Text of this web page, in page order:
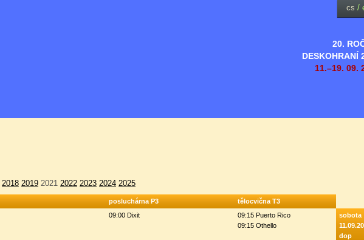
20.
DESKOHRANÍ
11.–19. 09.
cs /
2018 2019 2021 2022 2023 2024 2025
posluchárna P3
tělocvična T3
09:00 Dixit
09:15 Puerto Rico
09:15 Othello
sobota
dop